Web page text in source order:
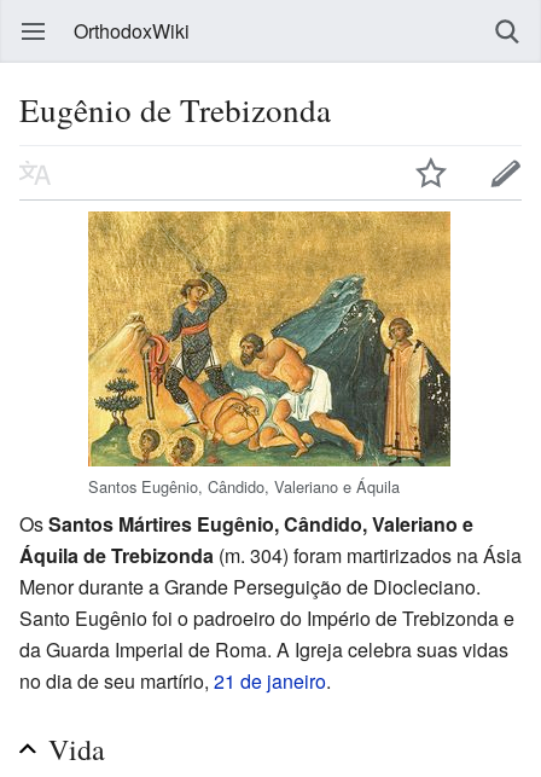
OrthodoxWiki
Eugênio de Trebizonda
Santos Eugênio, Cândido, Valeriano e Áquila
OsSantos Mártires Eugênio, Cândido, Valeriano e
Áquila de Trebizonda (m. 304) foram martirizados na Ásia
Menor durante a Grande Perseguição de Diocleciano.
Santo Eugênio foi o padroeiro do Império de Trebizonda e
da Guarda Imperial de Roma. A Igreja celebra suas vidas
no dia de seu martírio, 21 de janeiro.
Vida